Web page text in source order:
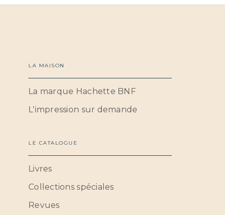
LA MAISON
La marque Hachette BNF
L'impression sur demande
LE CATALOGUE
Livres
Collections spéciales
Revues